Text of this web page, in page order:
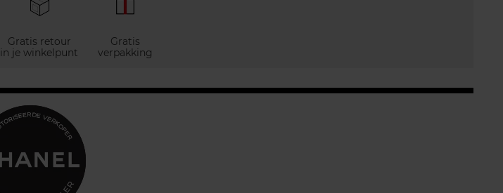
Gratis retour
in je winkelpunt
Gratis
verpakking